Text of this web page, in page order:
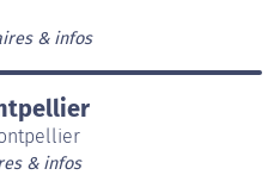
& infos
& infos